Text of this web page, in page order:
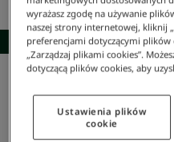
NAJNIŻSZA CENA Z 30 DNI:
wyrażasz zgodę na używanie
naszej strony internetowej, kliknij
preferencjami dotyczącymi plików
„Zarządzaj plikami cookies”.
dotyczącą plików cookies, aby
Ustawienia plików
cookie